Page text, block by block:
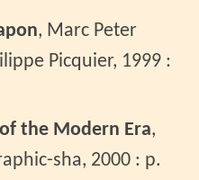
, Marc Peter
Picquier, 1999 :
the Modern Era,
sha, 2000 : p.